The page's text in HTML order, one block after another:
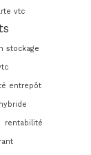
vtc
stockage
entrepôt
rentabilité